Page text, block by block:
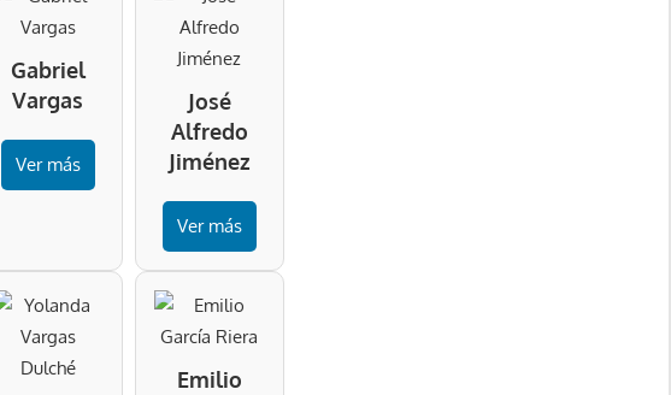
Gabriel
Vargas
Ver más
José
Alfredo
Jiménez
Ver más
Emilio